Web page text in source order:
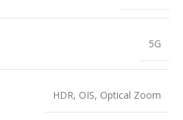
5G
HDR, OIS, Optical Zoom